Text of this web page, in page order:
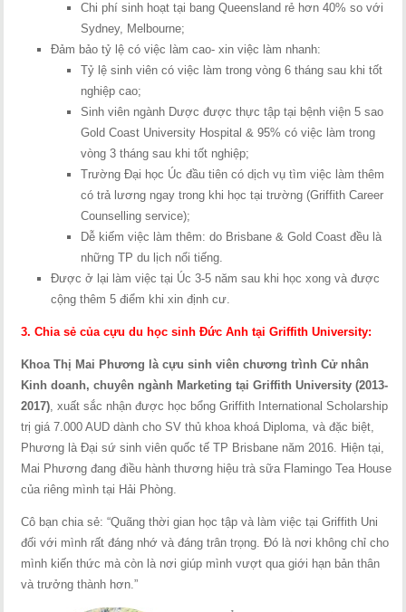
Chi phí sinh hoạt tại bang Queensland rẻ hơn 40% so với
Sydney, Melbourne;
Đảm bảo tỷ lệ có việc làm cao- xin việc làm nhanh:
Tỷ lệ sinh viên có việc làm trong vòng 6 tháng sau khi tốt
nghiệp cao;
Sinh viên ngành Dược được thực tập tại bệnh viện 5 sao
Gold Coast University Hospital & 95% có việc làm trong
vòng 3 tháng sau khi tốt nghiệp;
Trường Đại học Úc đầu tiên có dịch vụ tìm việc làm thêm
có trả lương ngay trong khi học tại trường (Griffith Career
Counselling service);
Dễ kiếm việc làm thêm: do Brisbane & Gold Coast đều là
những TP du lịch nổi tiếng.
Được ở lại làm việc tại Úc 3-5 năm sau khi học xong và được
cộng thêm 5 điểm khi xin định cư.
3. Chia sẻ của cựu du học sinh Đức Anh tại Griffith University:
Khoa Thị Mai Phương là cựu sinh viên chương trình Cử nhân
Kinh doanh, chuyên ngành Marketing tại Griffith University (2013-
2017), xuất sắc nhận được học bổng Griffith International Scholarship
trị giá 7.000 AUD dành cho SV thủ khoa khoá Diploma, và đặc biệt,
Phương là Đại sứ sinh viên quốc tế TP Brisbane năm 2016. Hiện tại,
Mai Phương đang điều hành thương hiệu trà sữa Flamingo Tea House
của riêng mình tại Hải Phòng.
Cô bạn chia sẻ: “Quãng thời gian học tập và làm việc tại Griffith Uni
đối với mình rất đáng nhớ và đáng trân trọng. Đó là nơi không chỉ cho
mình kiến thức mà còn là nơi giúp mình vượt qua giới hạn bản thân
và trưởng thành hơn.”